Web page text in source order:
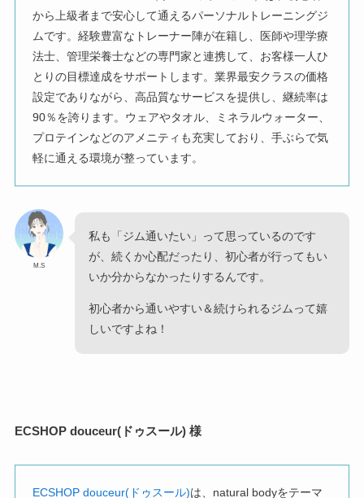
から上級者まで安心して通えるパーソナルトレーニングジ
ムです。経験豊富なトレーナー陣が在籍し、医師や理学療
法士、管理栄養士などの専門家と連携して、お客様一人ひ
とりの目標達成をサポートします。業界最安クラスの価格
設定でありながら、高品質なサービスを提供し、継続率は
90％を誇ります。ウェアやタオル、ミネラルウォーター、
プロテインなどのアメニティも充実しており、手ぶらで気
軽に通える環境が整っています。
M.S
私も「ジム通いたい」って思っているのです
が、続くか心配だったり、初心者が行ってもい
いか分からなかったりするんです。
初心者から通いやすい＆続けられるジムって嬉
しいですよね！
ECSHOP douceur(ドゥスール) 様
ECSHOP douceur(ドゥスール)は、natural bodyをテーマ